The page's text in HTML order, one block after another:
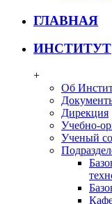
ГЛАВНАЯ
ИНСТИТУТ
+
Об
Дирекция
Учебно-
Ученый